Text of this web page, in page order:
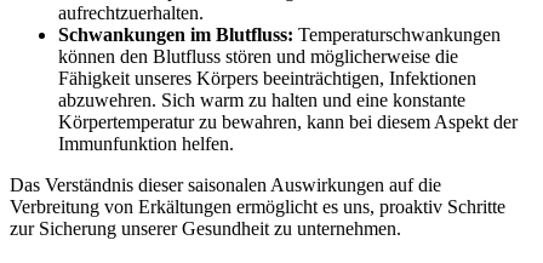
aufrechtzuerhalten.
Schwankungen im Blutfluss: Temperaturschwankungen
können den Blutfluss stören und möglicherweise die
Fähigkeit unseres Körpers beeinträchtigen, Infektionen
abzuwehren. Sich warm zu halten und eine konstante
Körpertemperatur zu bewahren, kann bei diesem Aspekt der
Immunfunktion helfen.
Das Verständnis dieser saisonalen Auswirkungen auf die
Verbreitung von Erkältungen ermöglicht es uns, proaktiv Schritte
zur Sicherung unserer Gesundheit zu unternehmen.